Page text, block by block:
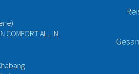
COMFORT ALL IN